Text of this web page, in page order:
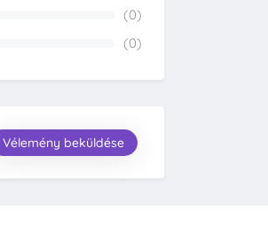
(0)
(0)
Vélemény beküldése